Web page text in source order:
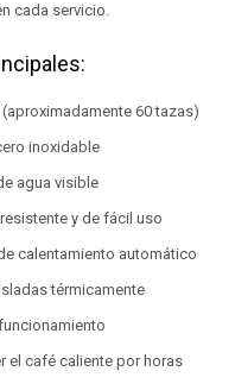
cada servicio.
60 tazas)
inoxidable
agua visible
y de fácil uso
calentamiento automático
térmicamente
el café caliente por horas